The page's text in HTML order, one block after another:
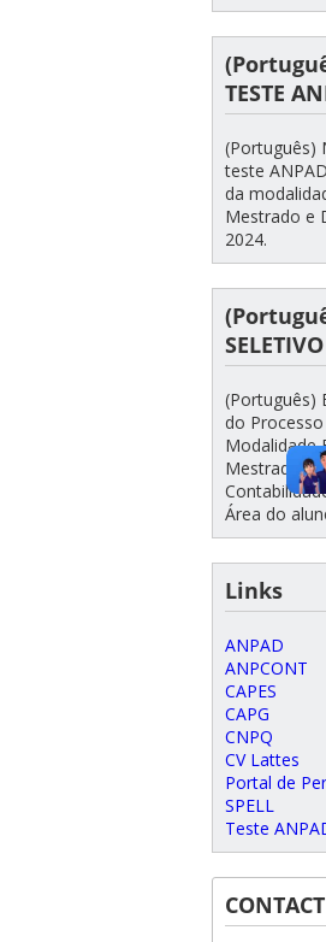
TESTE
(Português)
teste
da
Mestrado e
2024.
SELETIVO
(Português)
do
Modalidade
Mestrado e
Área do
Links
ANPAD
ANPCONT
CAPES
CAPG
CNPQ
CV Lattes
Portal de
SPELL
Teste
CONTACT